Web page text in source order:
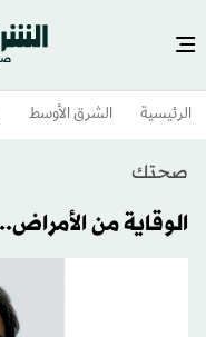
الرئيسية الشرق الأوسط​
صحتك
الوقاية من